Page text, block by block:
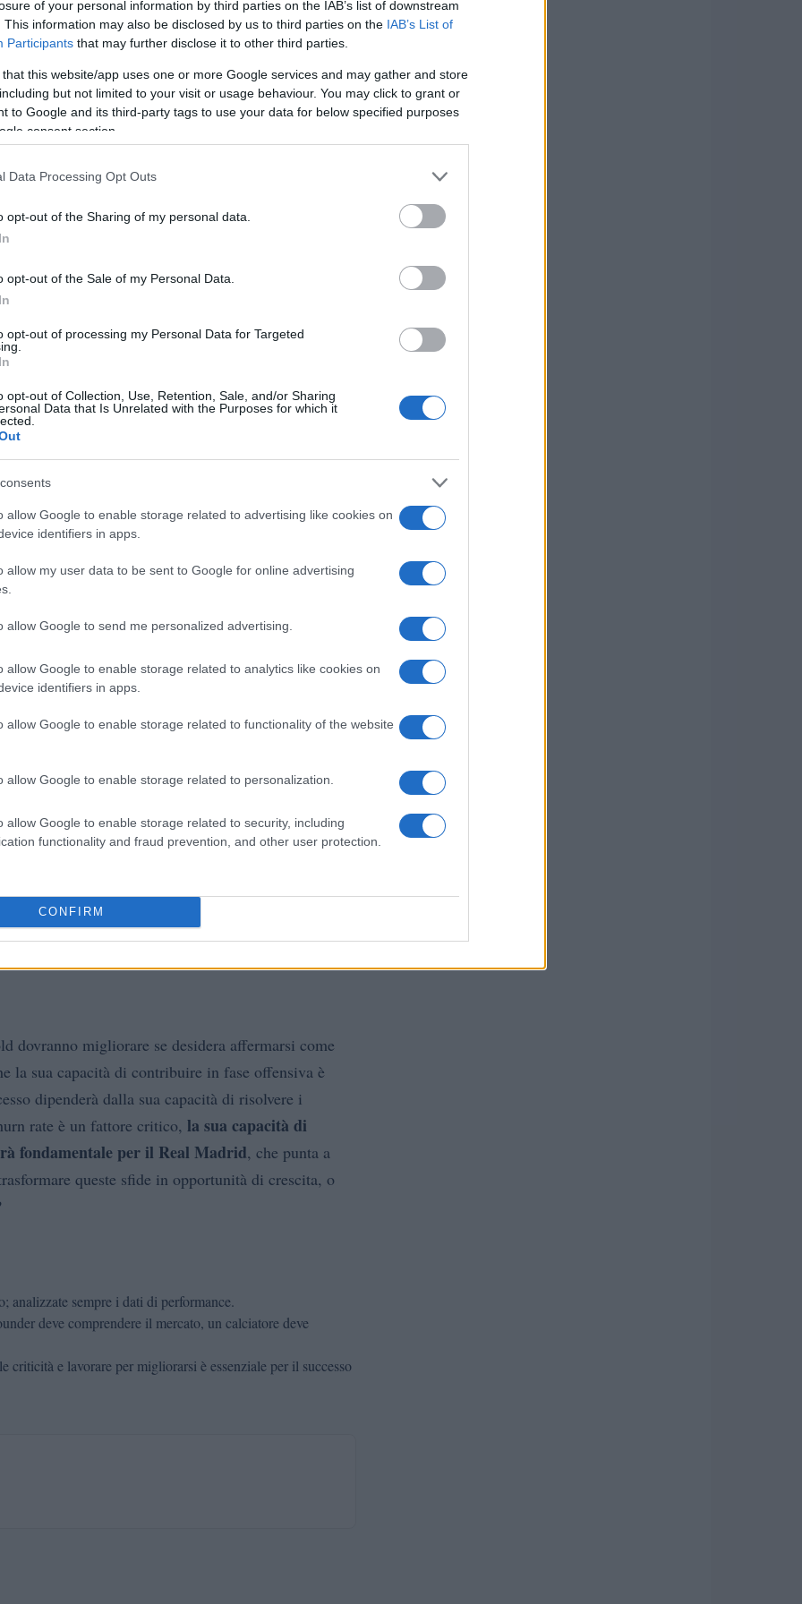
of your personal information by third parties on the IAB’s list of downstream
This information may also be disclosed by us to third parties on the IAB’s List of
Participants that may further disclose it to other third parties.
that this website/app uses one or more Google services and may gather and store
but not limited to your visit or usage behaviour. You may click to grant or
to Google and its third-party tags to use your data for below specified purposes
consent section.
Data Processing Opt Outs
opt-out of the Sharing of my personal data.
opt-out of the Sale of my Personal Data.
opt-out of processing my Personal Data for Targeted
opt-out of Collection, Use, Retention, Sale, and/or Sharing
Data that Is Unrelated with the Purposes for which it
allow Google to enable storage related to advertising like cookies on
identifiers in apps.
allow my user data to be sent to Google for online advertising
allow Google to send me personalized advertising.
allow Google to enable storage related to analytics like cookies on
identifiers in apps.
allow Google to enable storage related to functionality of the website
allow Google to enable storage related to personalization.
allow Google to enable storage related to security, including
functionality and fraud prevention, and other user protection.
CONFIRM
spesso accade, i primi 45 minuti hanno rivelato
futuro nel club spagnolo. Chiunque abbia lanciato
anche per i calciatori che si uniscono a nuove
del suo debutto?
mentono
di Alexander-Arnold sono state preoccupanti:
oltre a un fallo commesso.I dati di crescita
che ci si aspettava da un giocatore del suo calibro.
sua disattenzione ha portato a un gol degli
La sua capacità di leggere il gioco e posizionarsi
è un segnale preoccupante per un difensore di
al nuovo ambiente.
Real Madrid a parametro zero, un’opportunità che
famoso per le sue ambizioni di vincere trofei, si
che, pur avendo brillato in Premier League,
troppe startup fallire per mancanza di
del Real Madrid. La pressione è alta e le
dovranno migliorare se desidera affermarsi come
la sua capacità di contribuire in fase offensiva è
dipenderà dalla sua capacità di risolvere i
rate è un fattore critico, la sua capacità di
fondamentale per il Real Madrid, che punta a
queste sfide in opportunità di crescita, o
analizzate sempre i dati di performance.
deve comprendere il mercato, un calciatore deve
e lavorare per migliorarsi è essenziale per il successo